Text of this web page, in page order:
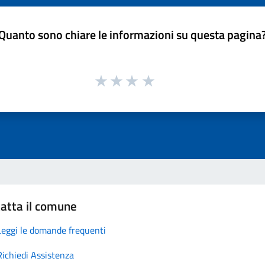
sono chiare le informazioni su questa
il comune
le domande frequenti
Assistenza